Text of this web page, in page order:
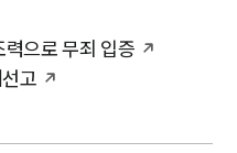
호사
료
으로 무죄 입증
고